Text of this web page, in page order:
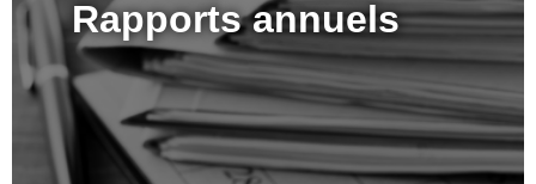
Rapports annuels